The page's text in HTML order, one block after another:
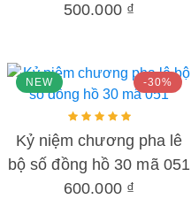
500.000 ₫
NEW -30%
Kỷ niệm chương pha lê
bộ số đồng hồ 30 mã 051
600.000 ₫